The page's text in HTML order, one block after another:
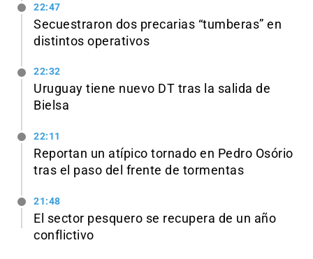
22:47
Secuestraron dos precarias “tumberas” en
distintos operativos
22:32
Uruguay tiene nuevo DT tras la salida de
Bielsa
22:11
Reportan un atípico tornado en Pedro Osório
tras el paso del frente de tormentas
21:48
El sector pesquero se recupera de un año
conflictivo